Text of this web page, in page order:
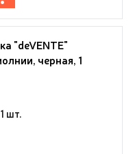
"deVENTE"
черная, 1
на молнии
вертикальных
проводов,
шт.